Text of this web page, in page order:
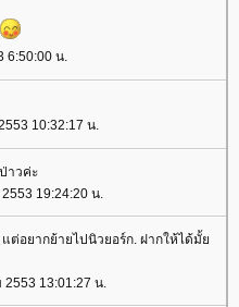
6:50:00 น.
10:32:17 น.
าวค่ะ
19:24:20 น.
ต่อยากย้ายไปนิวยอร์ก. ฝากให้ได้มั้ย
13:01:27 น.